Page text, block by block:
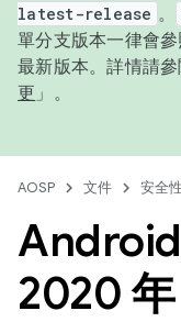
latest-release 。
單分支版本一律會
最新版本。詳情請參
更 」。
AOSP 文件 安全性
2020 年